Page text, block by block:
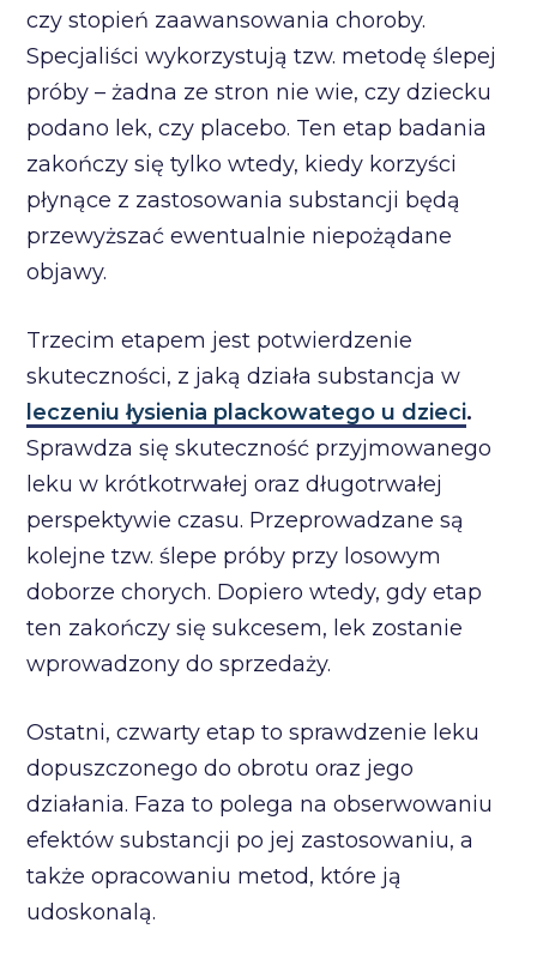
czy stopień zaawansowania choroby.
Specjaliści wykorzystują tzw. metodę ślepej
próby – żadna ze stron nie wie, czy dziecku
podano lek, czy placebo. Ten etap badania
zakończy się tylko wtedy, kiedy korzyści
płynące z zastosowania substancji będą
przewyższać ewentualnie niepożądane
objawy.
Trzecim etapem jest potwierdzenie
skuteczności, z jaką działa substancja w
leczeniu łysienia plackowatego u dzieci.
Sprawdza się skuteczność przyjmowanego
leku w krótkotrwałej oraz długotrwałej
perspektywie czasu. Przeprowadzane są
kolejne tzw. ślepe próby przy losowym
doborze chorych. Dopiero wtedy, gdy etap
ten zakończy się sukcesem, lek zostanie
wprowadzony do sprzedaży.
Ostatni, czwarty etap to sprawdzenie leku
dopuszczonego do obrotu oraz jego
działania. Faza to polega na obserwowaniu
efektów substancji po jej zastosowaniu, a
także opracowaniu metod, które ją
udoskonalą.